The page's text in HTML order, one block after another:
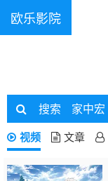
欧乐影院
搜索 家中宏
视频 文章